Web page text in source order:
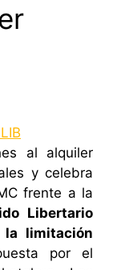
al alquiler
y celebra
frente a la
Libertario
limitación
por el